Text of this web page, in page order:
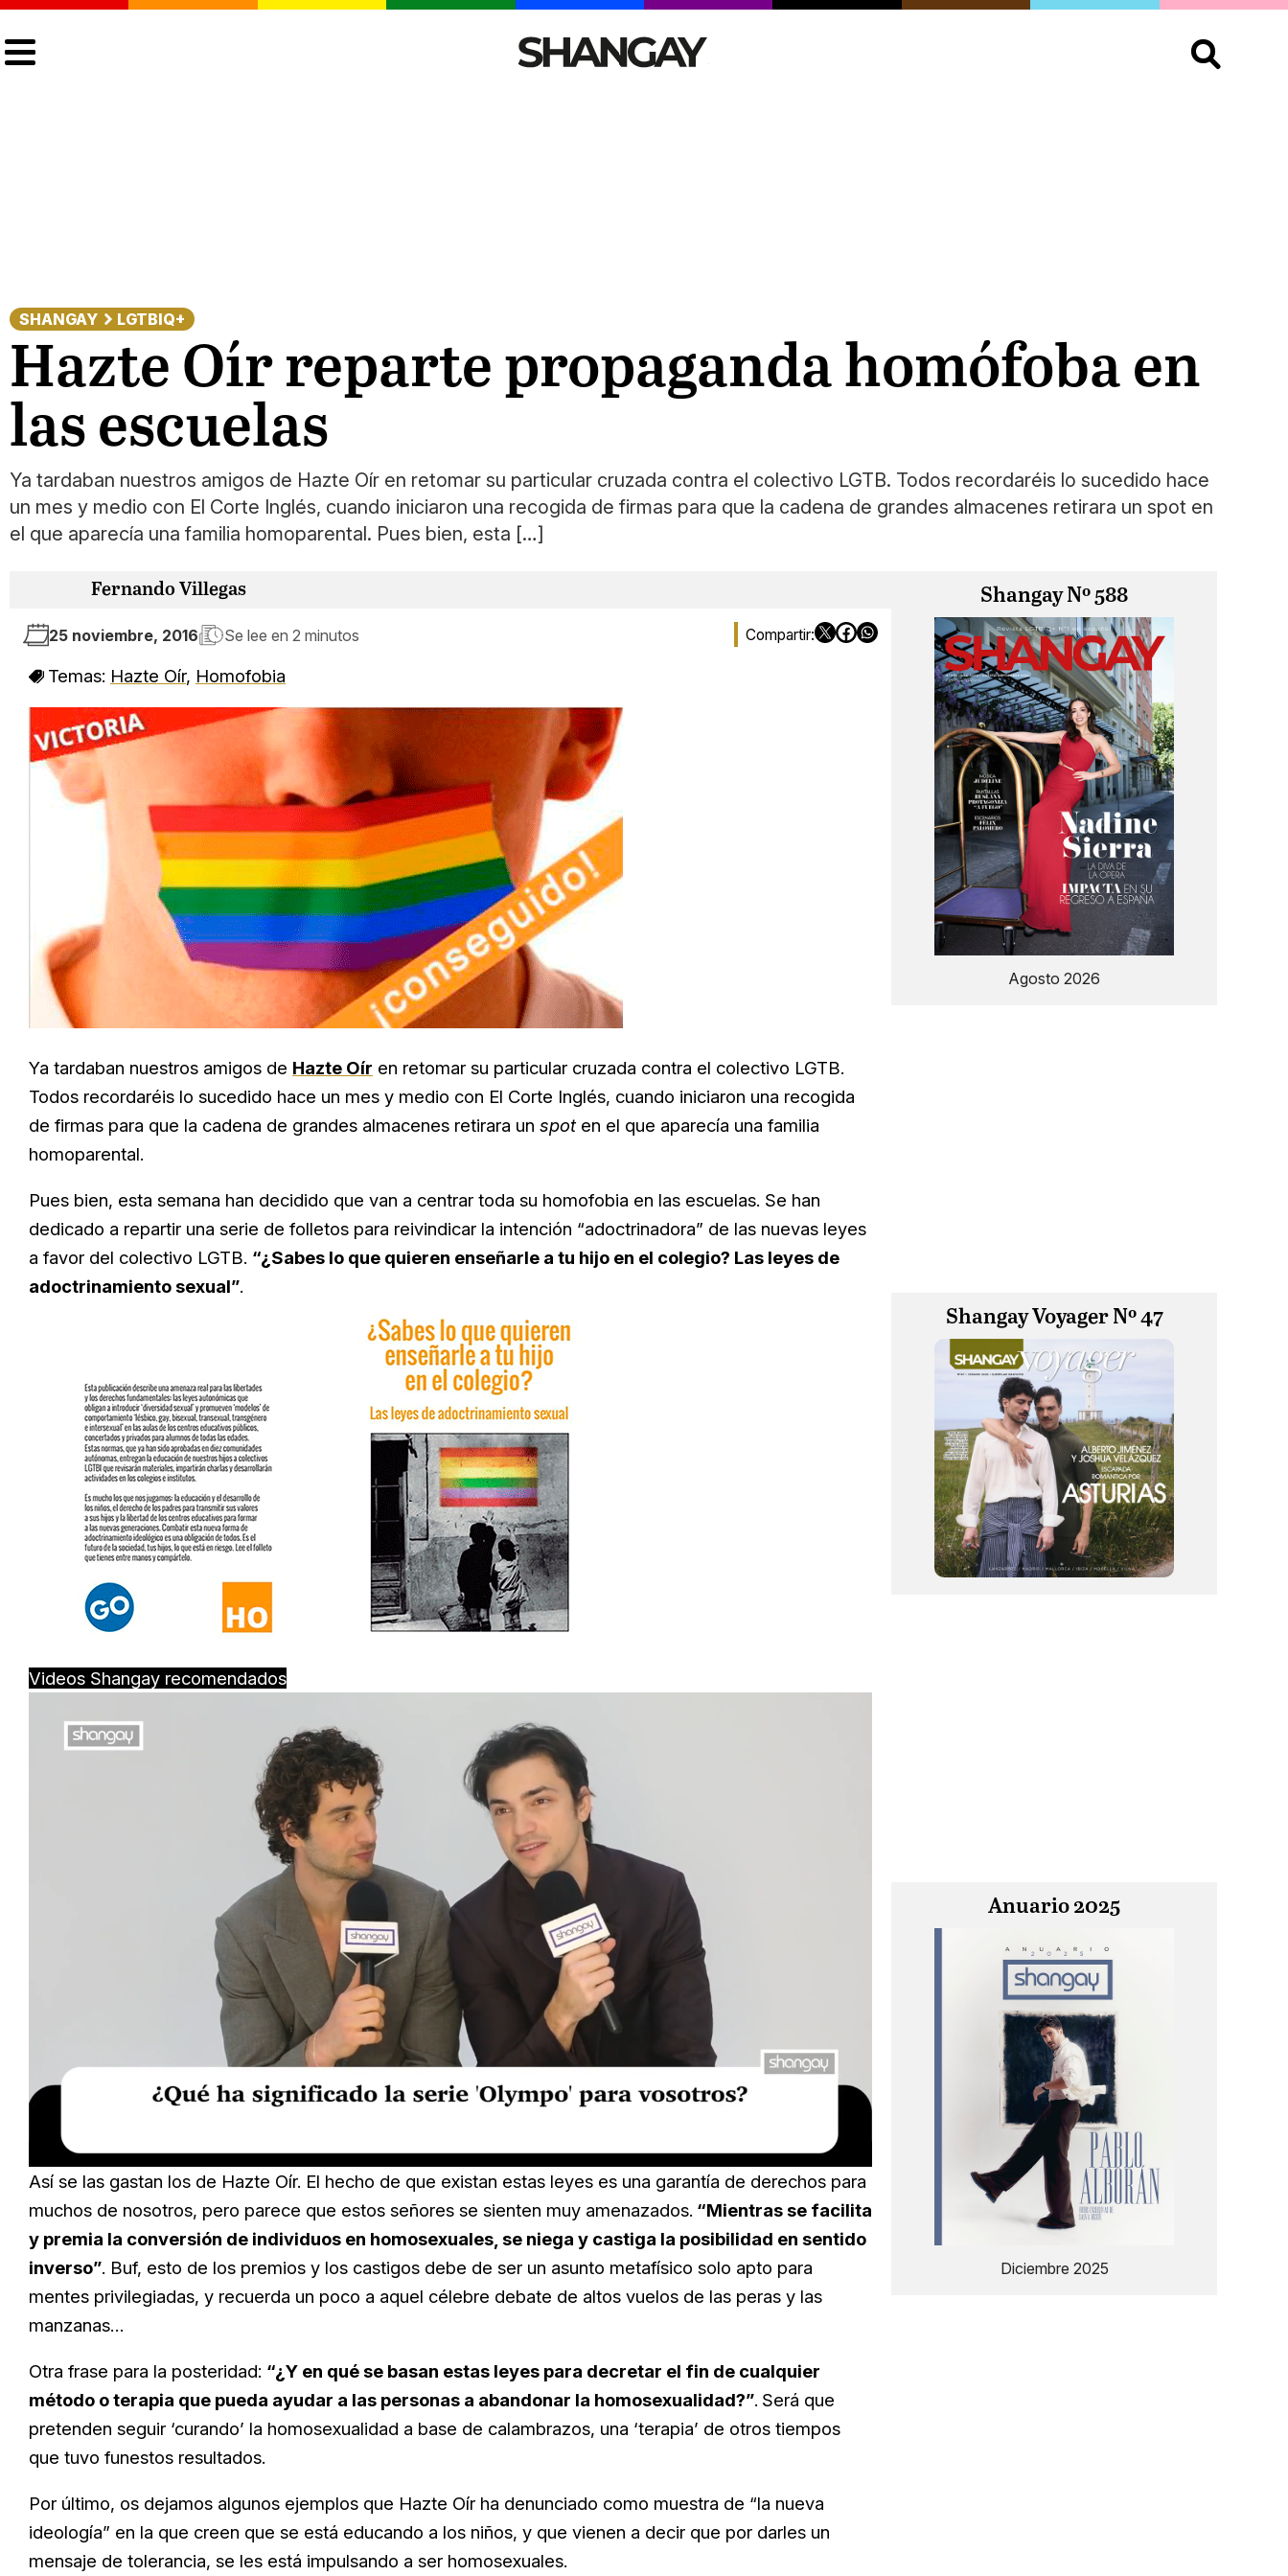
Buscar:
SHANGAY LGTBIQ+
Hazte Oír reparte propaganda homófoba en
las escuelas
Ya tardaban nuestros amigos de Hazte Oír en retomar su particular cruzada contra el colectivo LGTB. Todos recordaréis lo sucedido hace
un mes y medio con El Corte Inglés, cuando iniciaron una recogida de firmas para que la cadena de grandes almacenes retirara un spot en
el que aparecía una familia homoparental. Pues bien, esta […]
Fernando Villegas
25 noviembre, 2016 Se lee en 2 minutos
Temas: Hazte Oír, Homofobia
Ya tardaban nuestros amigos de Hazte Oír en retomar su particular cruzada contra el colectivo LGTB.
Todos recordaréis lo sucedido hace un mes y medio con El Corte Inglés, cuando iniciaron una recogida
de firmas para que la cadena de grandes almacenes retirara un spoten el que aparecía una familia
homoparental.
Pues bien, esta semana han decidido que van a centrar toda su homofobia en las escuelas. Se han
dedicado a repartir una serie de folletos para reivindicar la intención “adoctrinadora” de las nuevas leyes
a favor del colectivo LGTB. “¿Sabes lo que quieren enseñarle a tu hijo en el colegio? Las leyes de
adoctrinamiento sexual”.
Videos Shangay recomendados
Unmute Loaded:
16.54%
Así se las gastan los de Hazte Oír. El hecho de que existan estas leyes es una garantía de derechos para
muchos de nosotros, pero parece que estos señores se sienten muy amenazados. “Mientras se facilita
y premia la conversión de individuos en homosexuales, se niega y castiga la posibilidad en sentido
inverso”. Buf, esto de los premios y los castigos debe de ser un asunto metafísico solo apto para
mentes privilegiadas, y recuerda un poco a aquel célebre debate de altos vuelos de las peras y las
manzanas…
Otra frase para la posteridad: “¿Y en qué se basan estas leyes para decretar el fin de cualquier
método o terapia que pueda ayudar a las personas a abandonar la homosexualidad?”. Será que
pretenden seguir ‘curando’ la homosexualidad a base de calambrazos, una ‘terapia’ de otros tiempos
que tuvo funestos resultados.
Por último, os dejamos algunos ejemplos que Hazte Oír ha denunciado como muestra de “la nueva
ideología” en la que creen que se está educando a los niños, y que vienen a decir que por darles un
mensaje de tolerancia, se les está impulsando a ser homosexuales.
Shangay Nº 588
Agosto 2026
Shangay Voyager Nº 47
Anuario 2025
Diciembre 2025